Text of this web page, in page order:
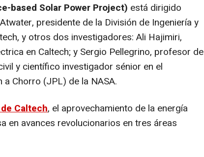
based Solar Power Project) está dirigido
presidente de la División de Ingeniería y
y otros dos investigadores: Ali Hajimiri,
en Caltech; y Sergio Pellegrino, profesor de
y científico investigador sénior en el
Chorro (JPL) de la NASA.
Caltech, el aprovechamiento de la energía
en avances revolucionarios en tres áreas